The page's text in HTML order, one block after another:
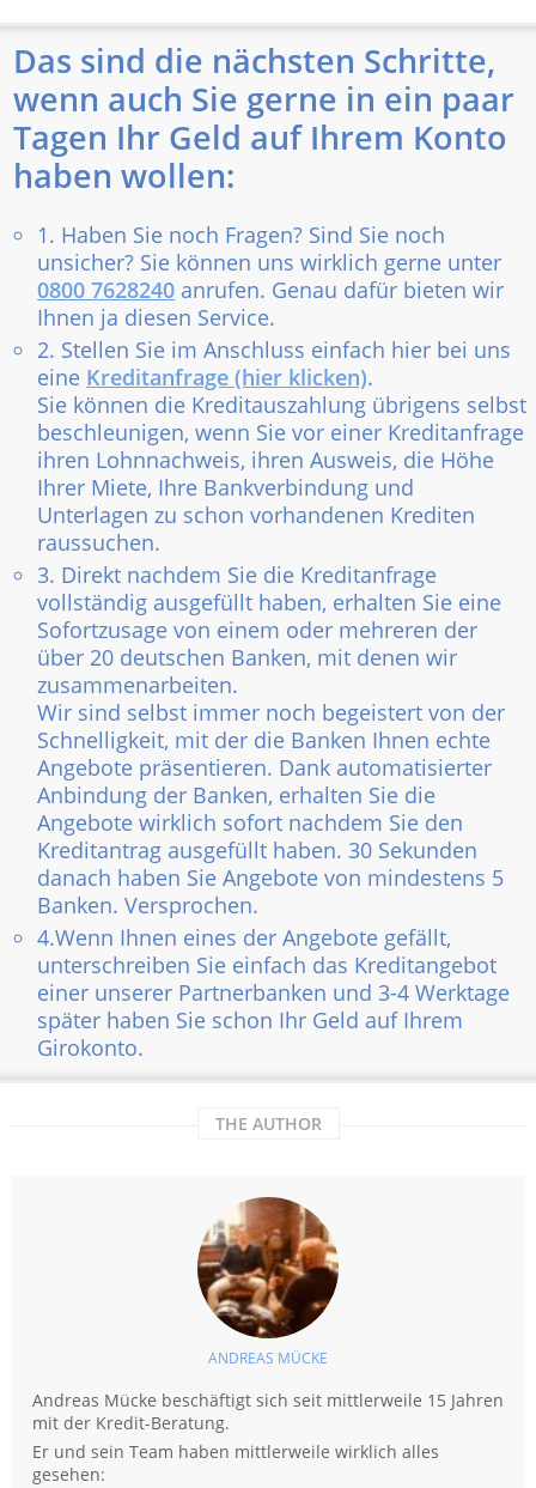
Das sind die nächsten Schritte,
wenn auch Sie gerne in ein paar
Tagen Ihr Geld auf Ihrem Konto
haben wollen:
1. Haben Sie noch Fragen? Sind Sie noch
unsicher? Sie können uns wirklich gerne unter
0800 7628240 anrufen. Genau dafür bieten wir
Ihnen ja diesen Service.
2. Stellen Sie im Anschluss einfach hier bei uns
eine Kreditanfrage (hier klicken).
Sie können die Kreditauszahlung übrigens selbst
beschleunigen, wenn Sie vor einer Kreditanfrage
ihren Lohnnachweis, ihren Ausweis, die Höhe
Ihrer Miete, Ihre Bankverbindung und
Unterlagen zu schon vorhandenen Krediten
raussuchen.
3. Direkt nachdem Sie die Kreditanfrage
vollständig ausgefüllt haben, erhalten Sie eine
Sofortzusage von einem oder mehreren der
über 20 deutschen Banken, mit denen wir
zusammenarbeiten.
Wir sind selbst immer noch begeistert von der
Schnelligkeit, mit der die Banken Ihnen echte
Angebote präsentieren. Dank automatisierter
Anbindung der Banken, erhalten Sie die
Angebote wirklich sofort nachdem Sie den
Kreditantrag ausgefüllt haben. 30 Sekunden
danach haben Sie Angebote von mindestens 5
Banken. Versprochen.
4.Wenn Ihnen eines der Angebote gefällt,
unterschreiben Sie einfach das Kreditangebot
einer unserer Partnerbanken und 3-4 Werktage
später haben Sie schon Ihr Geld auf Ihrem
Girokonto.
THE AUTHOR
ANDREAS MÜCKE
Andreas Mücke beschäftigt sich seit mittlerweile 15 Jahren
mit der Kredit-Beratung.
Er und sein Team haben mittlerweile wirklich alles
gesehen: